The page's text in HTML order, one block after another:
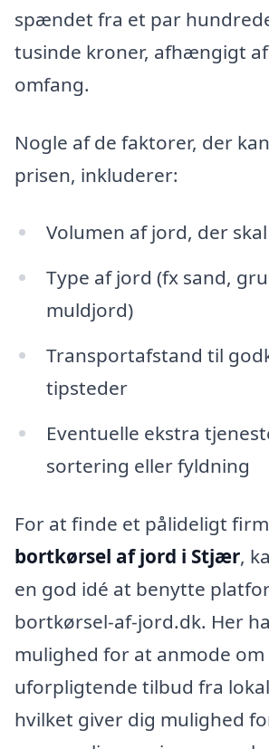
spændet fra et par
tusinde kroner, afhængigt
omfang.
Nogle af de faktorer, der
prisen, inkluderer:
Volumen af jord, der
Type af jord (fx sand,
muldjord)
Transportafstand til
tipsteder
Eventuelle ekstra
sortering eller fyldning
For at finde et pålideligt
bortkørsel af jord i Stjær,
en god idé at benytte
bortkørsel-af-jord.dk. Her
mulighed for at anmode
uforpligtende tilbud fra
hvilket giver dig mulighed